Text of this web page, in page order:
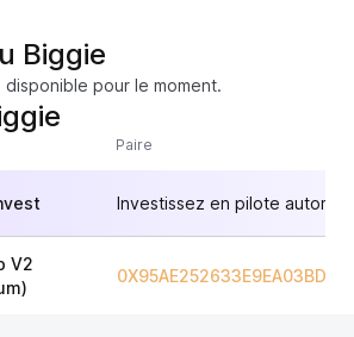
Biggie
disponible pour le moment.
Paire
Investissez en pilote
V2